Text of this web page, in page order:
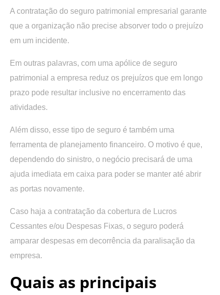
A contratação do seguro patrimonial empresarial garante
que a organização não precise absorver todo o prejuízo
em um incidente.
Em outras palavras, com uma apólice de seguro
patrimonial a empresa reduz os prejuízos que em longo
prazo pode resultar inclusive no encerramento das
atividades.
Além disso, esse tipo de seguro é também uma
ferramenta de planejamento financeiro. O motivo é que,
dependendo do sinistro, o negócio precisará de uma
ajuda imediata em caixa para poder se manter até abrir
as portas novamente.
Caso haja a contratação da cobertura de Lucros
Cessantes e/ou Despesas Fixas, o seguro poderá
amparar despesas em decorrência da paralisação da
empresa.
Quais as principais